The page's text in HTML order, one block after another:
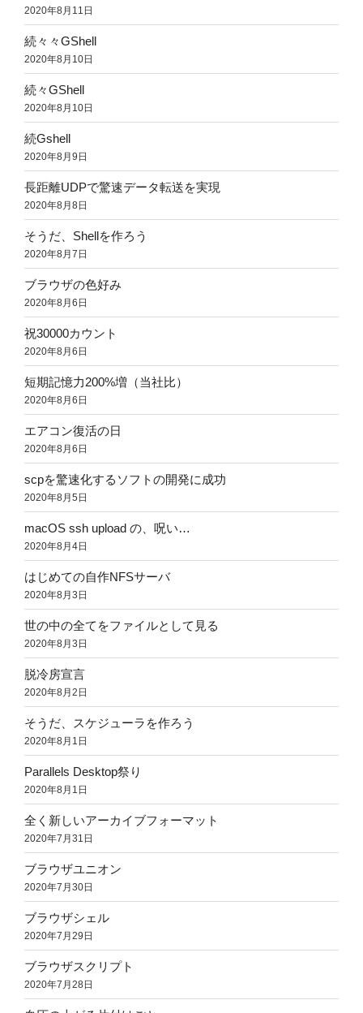
2020年8月11日
続々々GShell
2020年8月10日
続々GShell
2020年8月10日
続Gshell
2020年8月9日
長距離UDPで驚速データ転送を実現
2020年8月8日
そうだ、Shellを作ろう
2020年8月7日
ブラウザの色好み
2020年8月6日
祝30000カウント
2020年8月6日
短期記憶力200%増（当社比）
2020年8月6日
エアコン復活の日
2020年8月6日
scpを驚速化するソフトの開発に成功
2020年8月5日
macOS ssh upload の、呪い…
2020年8月4日
はじめての自作NFSサーバ
2020年8月3日
世の中の全てをファイルとして見る
2020年8月3日
脱冷房宣言
2020年8月2日
そうだ、スケジューラを作ろう
2020年8月1日
Parallels Desktop祭り
2020年8月1日
全く新しいアーカイブフォーマット
2020年7月31日
ブラウザユニオン
2020年7月30日
ブラウザシェル
2020年7月29日
ブラウザスクリプト
2020年7月28日